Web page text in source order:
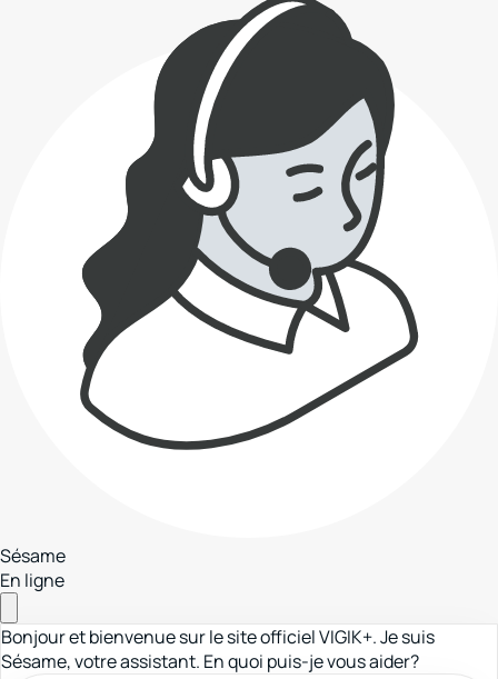
Sésame
En ligne
Bonjour et bienvenue sur le site officiel VIGIK+. Je suis
Sésame, votre assistant. En quoi puis-je vous aider?